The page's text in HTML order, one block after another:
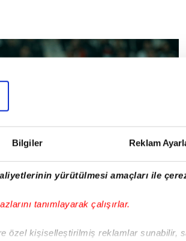
Bilgiler Reklam
yürütülmesi amaçları ile
tanımlayarak çalışırlar.
özel kişiselleştirilmiş reklamlar sunabilir,